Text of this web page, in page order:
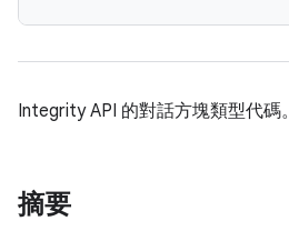
Integrity API 的對話方塊類型代碼。
摘要